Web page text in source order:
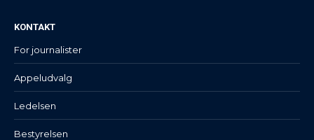
KONTAKT
For journalister
Appeludvalg
Ledelsen
Bestyrelsen